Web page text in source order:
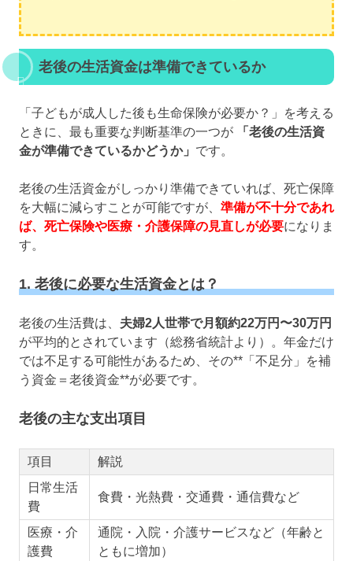
老後の生活資金は準備できているか
「子どもが成人した後も生命保険が必要か？」を考える
ときに、最も重要な判断基準の一つが
「老後の生活資
金が準備できているかどうか」 です。
老後の生活資金がしっかり準備できていれば、死亡保障
を大幅に減らすことが可能ですが、 準備が不十分であれ
ば、死亡保険や医療・介護保障の見直しが必要になりま
す。
1. 老後に必要な生活資金とは？
老後の生活費は、 夫婦2人世帯で月額約22万円〜30万円
が平均的とされています（総務省統計より）。年金だけ
では不足する可能性があるため、その**「不足分」を補
う資金＝老後資金**が必要です。
老後の主な支出項目
項目
解説
日常生活
費
食費・光熱費・交通費・通信費など
医療・介
護費
通院・入院・介護サービスなど（年齢と
ともに増加）